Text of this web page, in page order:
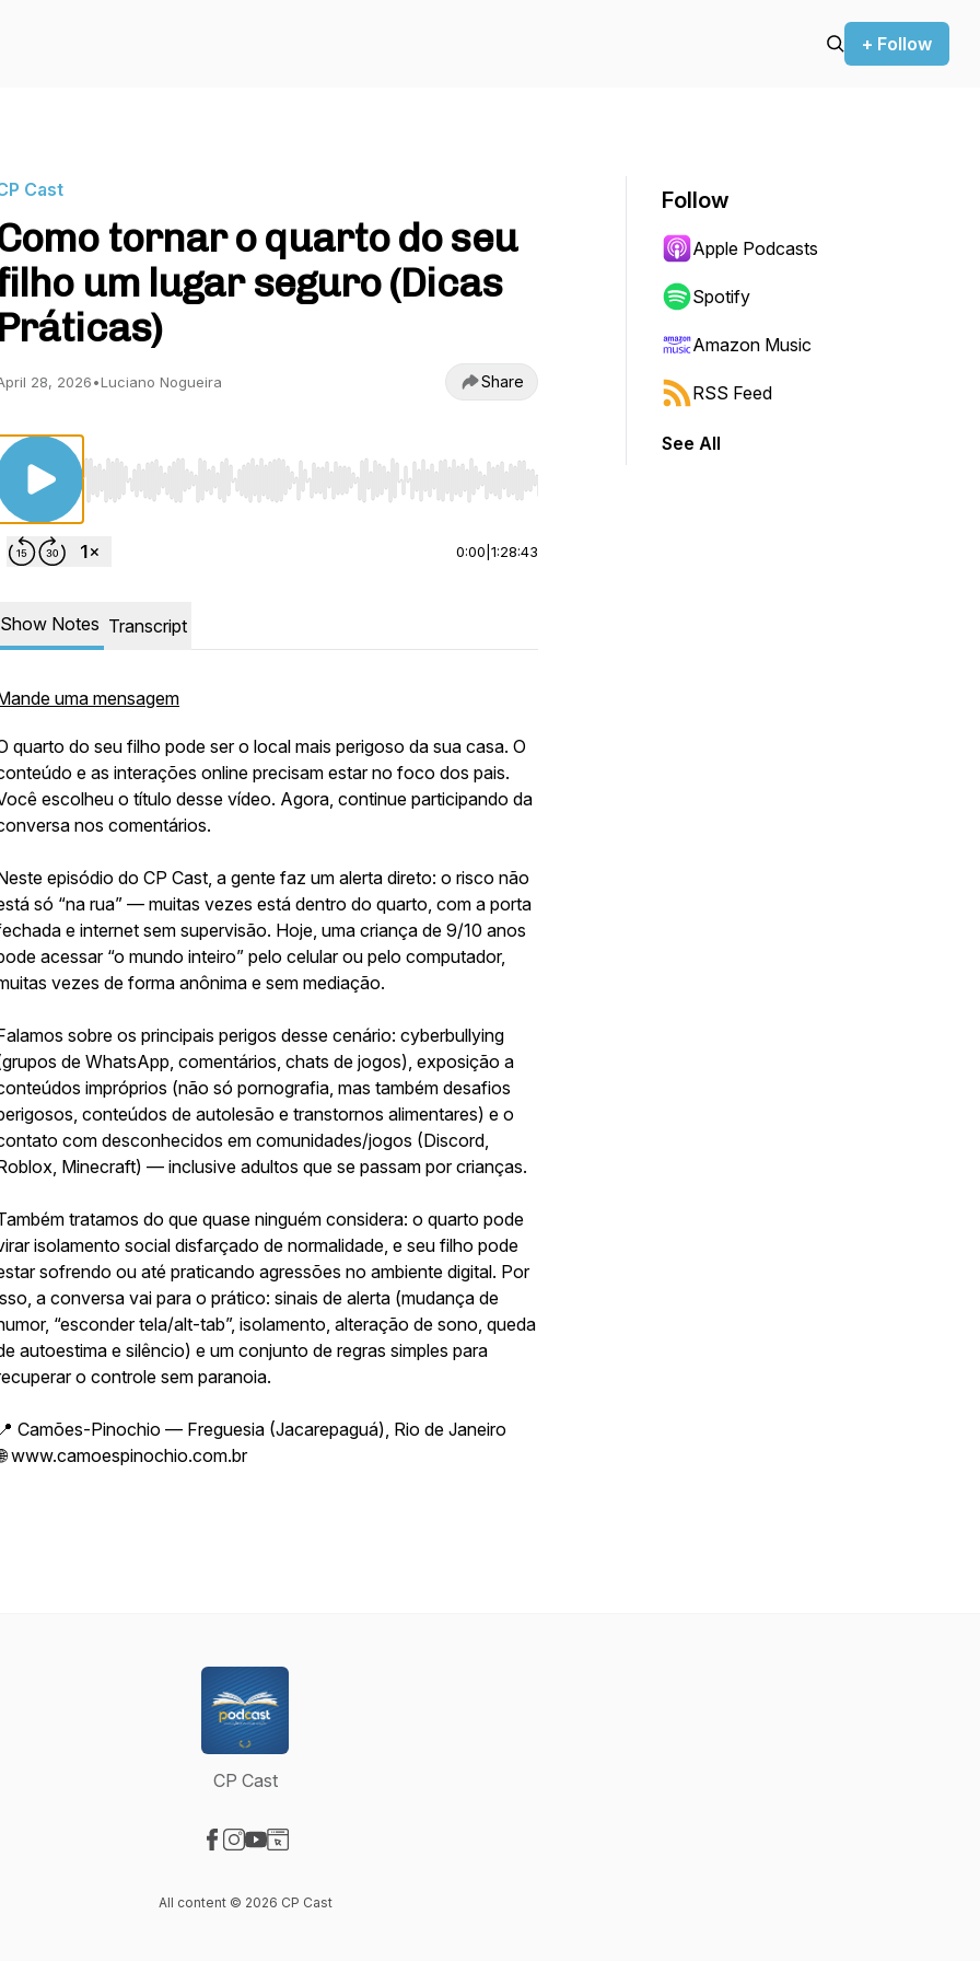
+ Follow
Cast
tornar o quarto do seu
um lugar seguro (Dicas
Práticas)
28, 2026•Luciano Nogueira Share
Use Left/Right to seek, Home/End to jump to start or end. Hold shift to jump forward or backward.
0:00 1:28:43
Show Notes Transcript
uma mensagem
quarto do seu filho pode ser o local mais perigoso da sua casa. O
e as interações online precisam estar no foco dos pais.
escolheu o título desse vídeo. Agora, continue participando da
nos comentários.
episódio do CP Cast, a gente faz um alerta direto: o risco não
só “na rua” — muitas vezes está dentro do quarto, com a porta
e internet sem supervisão. Hoje, uma criança de 9/10 anos
acessar “o mundo inteiro” pelo celular ou pelo computador,
vezes de forma anônima e sem mediação.
sobre os principais perigos desse cenário: cyberbullying
de WhatsApp, comentários, chats de jogos), exposição a
impróprios (não só pornografia, mas também desafios
conteúdos de autolesão e transtornos alimentares) e o
com desconhecidos em comunidades/jogos (Discord,
Minecraft) — inclusive adultos que se passam por crianças.
tratamos do que quase ninguém considera: o quarto pode
isolamento social disfarçado de normalidade, e seu filho pode
sofrendo ou até praticando agressões no ambiente digital. Por
a conversa vai para o prático: sinais de alerta (mudança de
“esconder tela/alt-tab”, isolamento, alteração de sono, queda
autoestima e silêncio) e um conjunto de regras simples para
o controle sem paranoia.
📍 Camões-Pinochio — Freguesia (Jacarepaguá), Rio de Janeiro
www.camoespinochio.com.br
Follow
Apple Podcasts
Spotify
Amazon Music
RSS Feed
See All
CP Cast
All content © 2026 CP Cast